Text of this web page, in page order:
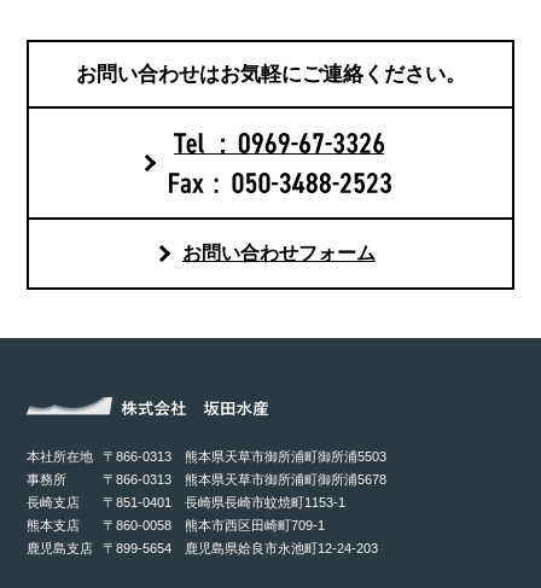
お問い合わせはお気軽にご連絡ください。
お問い合わせフォーム
本社所在地
〒866-0313 熊本県天草市御所浦町御所浦5503
事務所
〒866-0313 熊本県天草市御所浦町御所浦5678
長崎支店
〒851-0401 長崎県長崎市蚊焼町1153-1
熊本支店
〒860-0058 熊本市西区田崎町709-1
鹿児島支店
〒899-5654 鹿児島県姶良市永池町12-24-203